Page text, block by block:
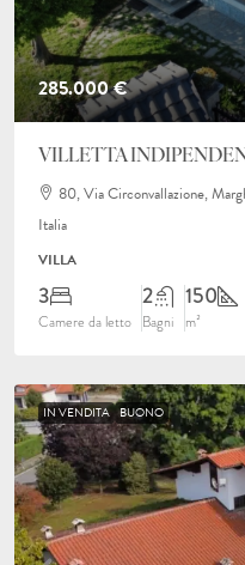
285.000 €
VILLETTA
80, Via Circonvallazione,
Italia
VILLA
3
Camere da letto
2
Bagni
150
m²
IN VENDITA BUONO